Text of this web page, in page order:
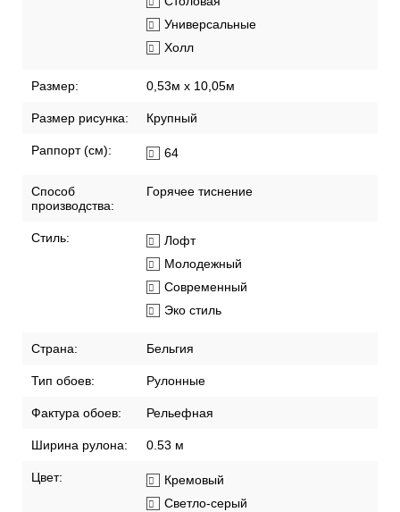
Универсальные
Холл
Размер: 0,53м x 10,05м
Размер рисунка: Крупный
Раппорт (см): 64
Способ
производства:
Горячее тиснение
Стиль:
Лофт
Молодежный
Современный
Эко стиль
Страна: Бельгия
Тип обоев: Рулонные
Фактура обоев: Рельефная
Ширина рулона: 0.53 м
Цвет:
Кремовый
Светло-серый